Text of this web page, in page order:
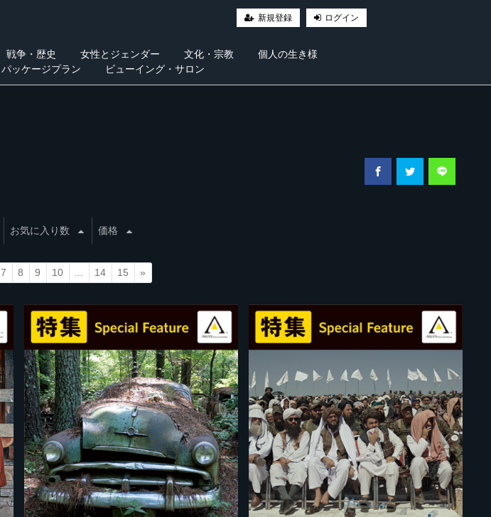
新規登録 ログイン
戦争・歴史 女性とジェンダー 文化・宗教
個人の生き様
パッケージプラン ビューイング・サロン
お気に入り数 価格
7 8 9 10 14 15 »